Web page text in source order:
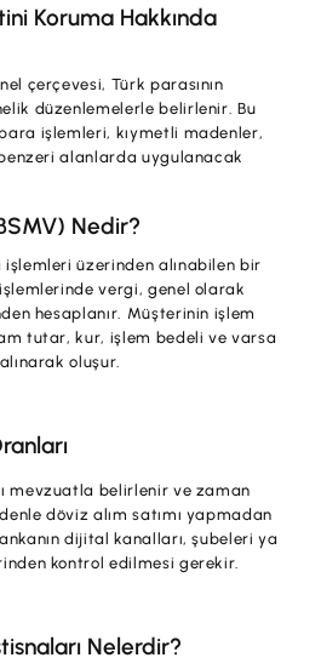
Koruma Hakkında
çerçevesi, Türk parasının
düzenlemelerle belirlenir. Bu
işlemleri, kıymetli madenler,
alanlarda uygulanacak
Nedir?
üzerinden alınabilen bir
vergi, genel olarak
hesaplanır. Müşterinin işlem
tutar, kur, işlem bedeli ve varsa
oluşur.
mevzuatla belirlenir ve zaman
döviz alım satımı yapmadan
dijital kanalları, şubeleri ya
kontrol edilmesi gerekir.
Nelerdir?